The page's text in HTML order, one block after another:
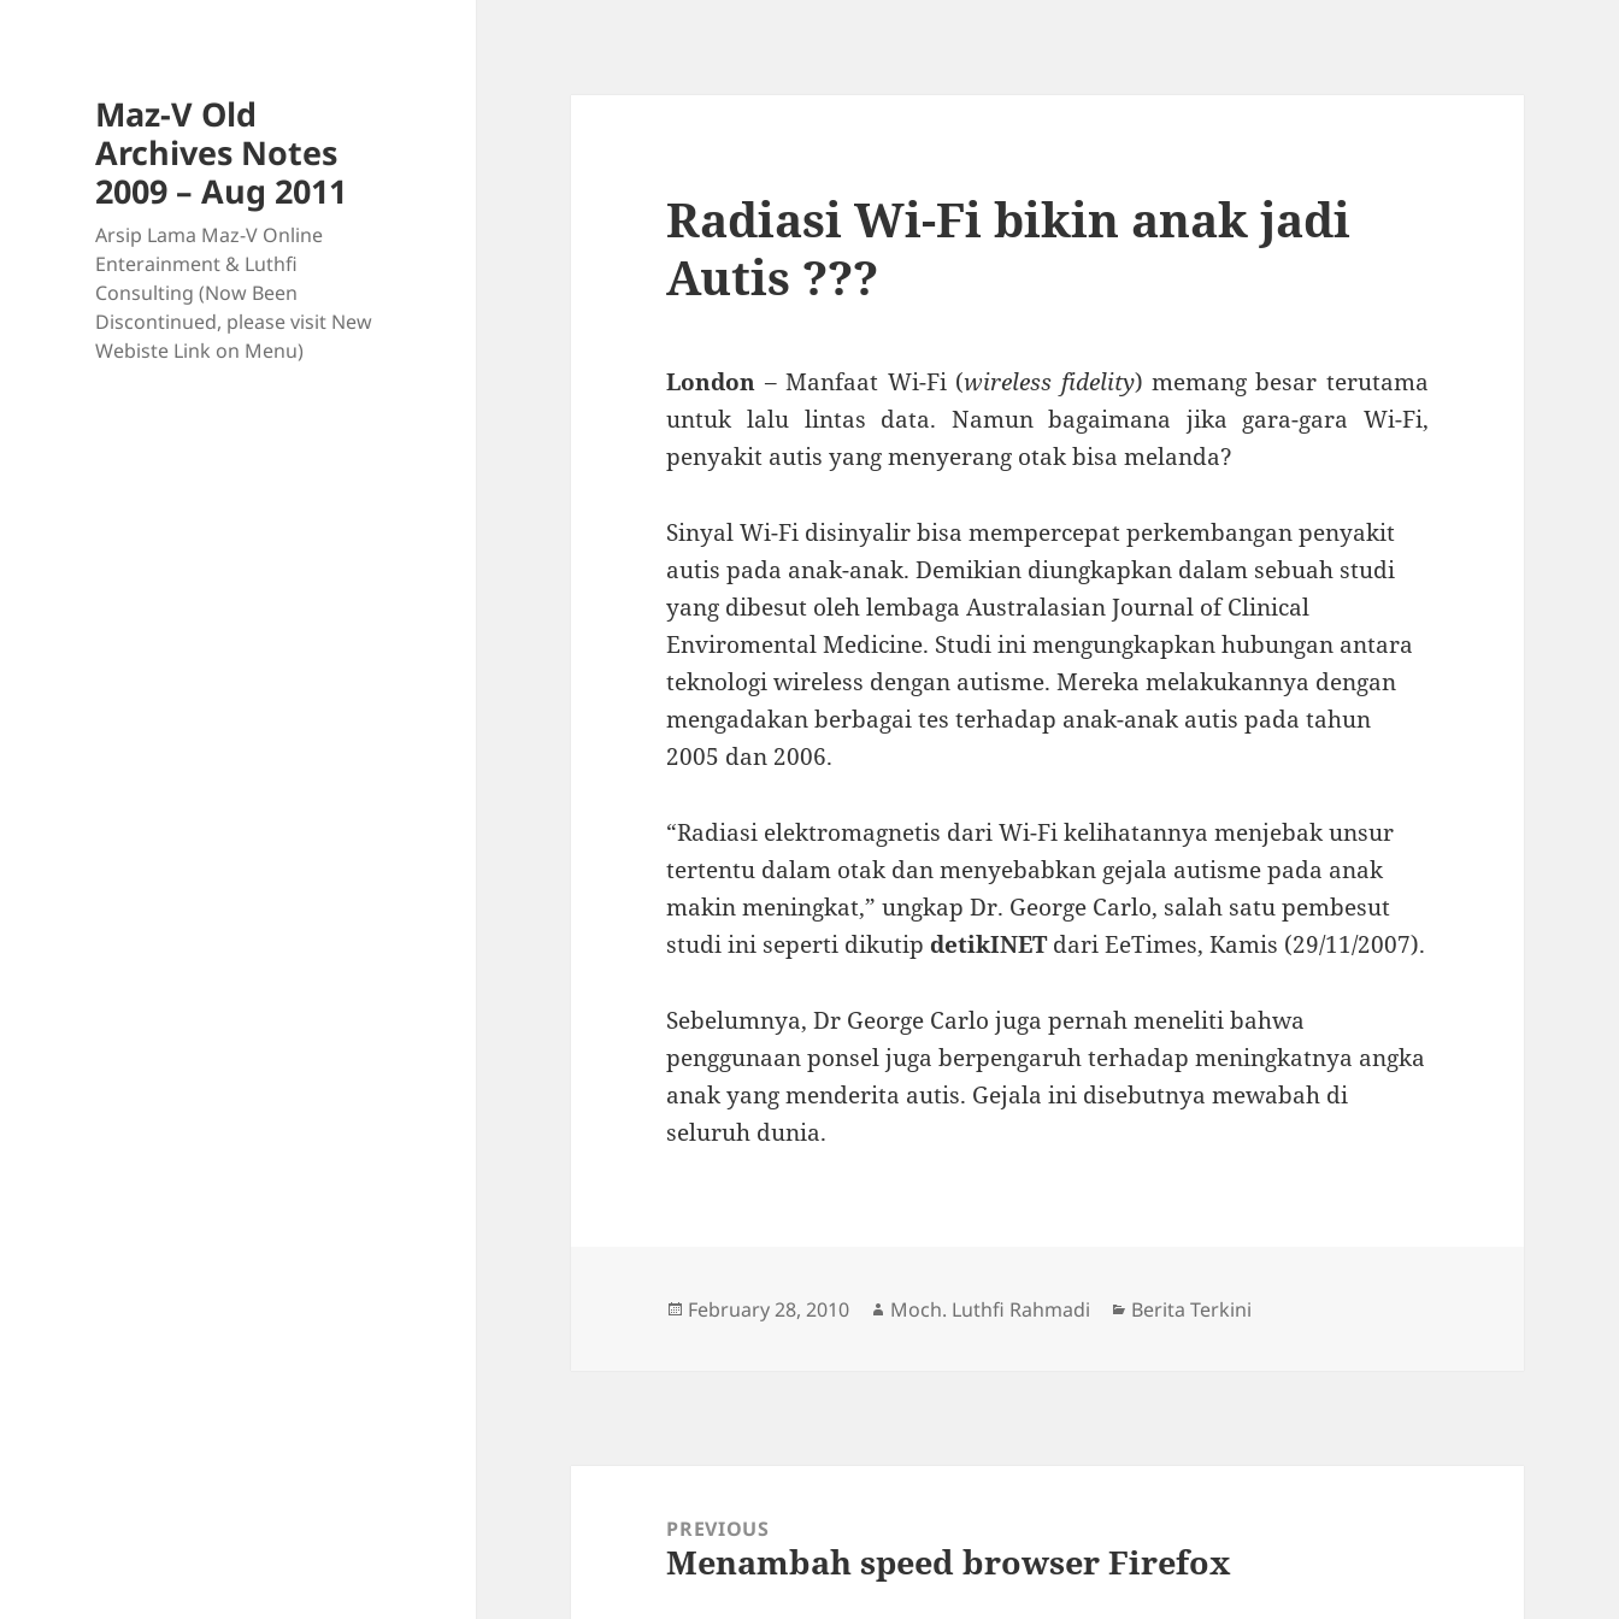
Maz-V Old
Archives Notes
2009 – Aug 2011
Arsip Lama Maz-V Online
Enterainment & Luthfi
Consulting (Now Been
Discontinued, please visit New
Webiste Link on Menu)
Radiasi Wi-Fi bikin anak jadi
Autis ???
London – Manfaat Wi-Fi (wireless fidelity) memang besar terutama
untuk lalu lintas data. Namun bagaimana jika gara-gara Wi-Fi,
penyakit autis yang menyerang otak bisa melanda?
Sinyal Wi-Fi disinyalir bisa mempercepat perkembangan penyakit
autis pada anak-anak. Demikian diungkapkan dalam sebuah studi
yang dibesut oleh lembaga Australasian Journal of Clinical
Enviromental Medicine. Studi ini mengungkapkan hubungan antara
teknologi wireless dengan autisme. Mereka melakukannya dengan
mengadakan berbagai tes terhadap anak-anak autis pada tahun
2005 dan 2006.
“Radiasi elektromagnetis dari Wi-Fi kelihatannya menjebak unsur
tertentu dalam otak dan menyebabkan gejala autisme pada anak
makin meningkat,” ungkap Dr. George Carlo, salah satu pembesut
studi ini seperti dikutip detikINETdari EeTimes, Kamis (29/11/2007).
Sebelumnya, Dr George Carlo juga pernah meneliti bahwa
penggunaan ponsel juga berpengaruh terhadap meningkatnya angka
anak yang menderita autis. Gejala ini disebutnya mewabah di
seluruh dunia.
Posted
February 28, 2010 Author
Moch. Luthfi Rahmadi Categories
Berita Terkini
navigationPREVIOUS
Previous
Menambah speed browser Firefox